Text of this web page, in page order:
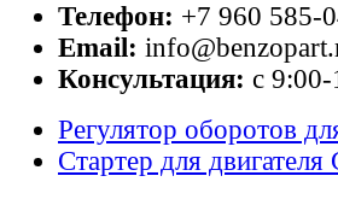
Телефон: +7 960 585-
Email:
Консультация: с
Регулятор оборотов
Стартер для